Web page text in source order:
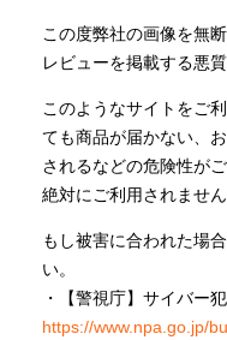
MOKUBA
よくあるご質問
お問い合わせ
この度弊社の画像を無
レビューを掲載する悪
このようなサイトをご
ても商品が届かない、
されるなどの危険性がご
絶対にご利用されませ
もし被害に合われた場
い。
・【警視庁】サイバー
https://www.npa.go.jp/